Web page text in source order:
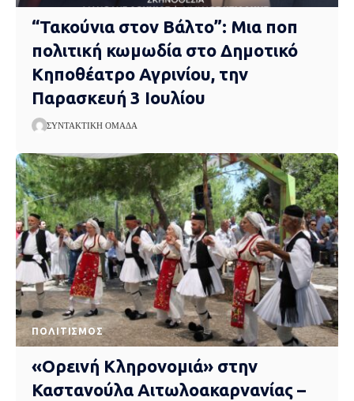
“Τακούνια στον Βάλτο”: Μια ποπ
πολιτική κωμωδία στο Δημοτικό
Κηποθέατρο Αγρινίου, την
Παρασκευή 3 Ιουλίου
ΣΥΝΤΑΚΤΙΚΉ ΟΜΆΔΑ
ΠΟΛΙΤΙΣΜΌΣ
«Ορεινή Κληρονομιά» στην
Καστανούλα Αιτωλοακαρνανίας –